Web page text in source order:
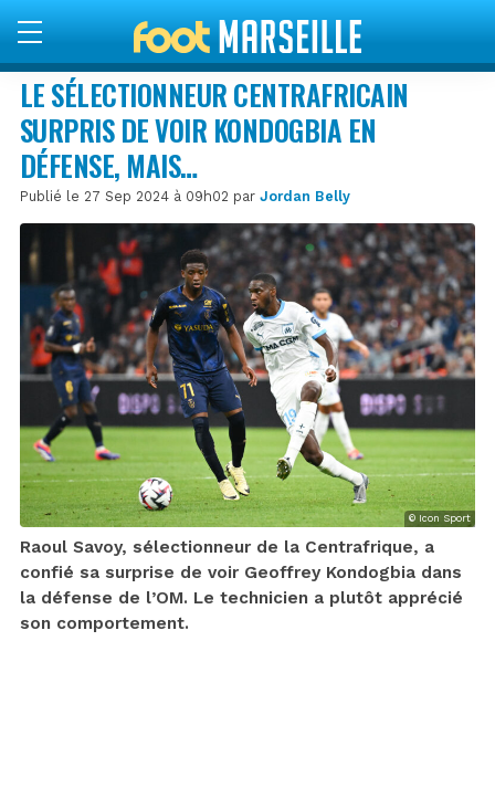
LE SÉLECTIONNEUR CENTRAFRICAIN
SURPRIS DE VOIR KONDOGBIA EN
DÉFENSE, MAIS…
Publié le 27 Sep 2024 à 09h02 par Jordan Belly
© Icon Sport
Raoul Savoy, sélectionneur de la Centrafrique, a
confié sa surprise de voir Geoffrey Kondogbia dans
la défense de l’OM. Le technicien a plutôt apprécié
son comportement.